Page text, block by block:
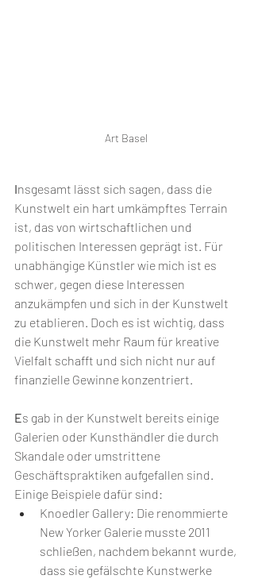
Art Basel
Insgesamt lässt sich sagen, dass die
Kunstwelt ein hart umkämpftes Terrain
ist, das von wirtschaftlichen und
politischen Interessen geprägt ist. Für
unabhängige Künstler wie mich ist es
schwer, gegen diese Interessen
anzukämpfen und sich in der Kunstwelt
zu etablieren. Doch es ist wichtig, dass
die Kunstwelt mehr Raum für kreative
Vielfalt schafft und sich nicht nur auf
finanzielle Gewinne konzentriert.
Es gab in der Kunstwelt bereits einige
Galerien oder Kunsthändler die durch
Skandale oder umstrittene
Geschäftspraktiken aufgefallen sind.
Einige Beispiele dafür sind:
Knoedler Gallery: Die renommierte
New Yorker Galerie musste 2011
schließen, nachdem bekannt wurde,
dass sie gefälschte Kunstwerke